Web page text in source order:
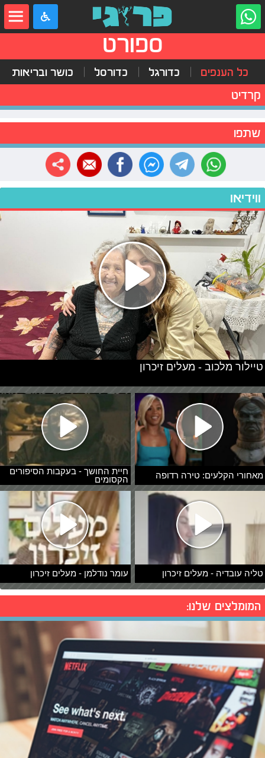
ספורט
כל הענפים כדורגל כדורסל כושר ובריאות
קרדיט
שתפו
ווידיאו
מאחורי הקלעים: טירה רדופה
חיית החושך - בעקבות הסיפורים
הקסומים
טליה עובדיה - מעלים זיכרון עומר נודלמן - מעלים זיכרון
טיילור מלכוב - מעלים זיכרון
המומלצים שלנו: